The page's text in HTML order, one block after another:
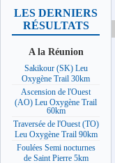
LES DERNIERS
RÉSULTATS
A la Réunion
Sakikour (SK) Leu
Oxygène Trail 30km
Ascension de l'Ouest
(AO) Leu Oxygène Trail
60km
Traversée de l'Ouest (TO)
Leu Oxygène Trail 90km
Foulées Semi nocturnes
de Saint Pierre 5km